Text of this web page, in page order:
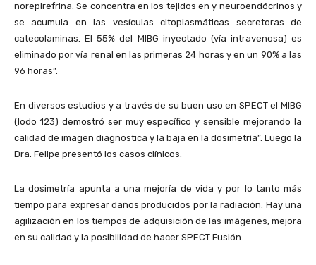
norepirefrina. Se concentra en los tejidos en y neuroendócrinos y
se acumula en las vesículas citoplasmáticas secretoras de
catecolaminas. El 55% del MIBG inyectado (vía intravenosa) es
eliminado por vía renal en las primeras 24 horas y en un 90% a las
96 horas”.
En diversos estudios y a través de su buen uso en SPECT el MIBG
(Iodo 123) demostró ser muy específico y sensible mejorando la
calidad de imagen diagnostica y la baja en la dosimetría”. Luego la
Dra. Felipe presentó los casos clínicos.
La dosimetría apunta a una mejoría de vida y por lo tanto más
tiempo para expresar daños producidos por la radiación. Hay una
agilización en los tiempos de adquisición de las imágenes, mejora
en su calidad y la posibilidad de hacer SPECT Fusión.